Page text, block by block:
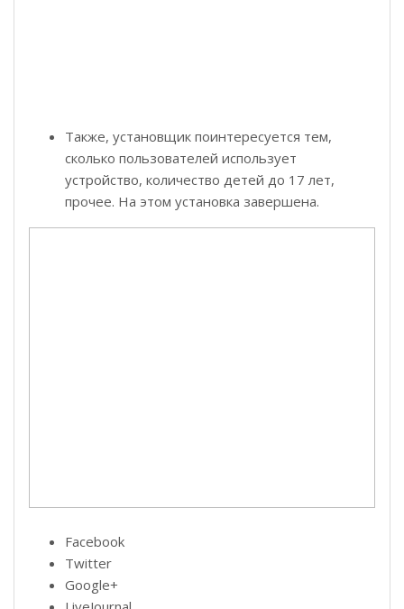
Также, установщик поинтересуется тем,
сколько пользователей использует
устройство, количество детей до 17 лет,
прочее. На этом установка завершена.
Facebook
Twitter
Google+